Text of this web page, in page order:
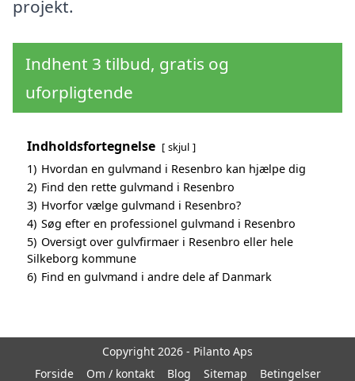
projekt.
Indhent 3 tilbud, gratis og
uforpligtende
Indholdsfortegnelse skjul
1) Hvordan en gulvmand i Resenbro kan hjælpe dig
2) Find den rette gulvmand i Resenbro
3) Hvorfor vælge gulvmand i Resenbro?
4) Søg efter en professionel gulvmand i Resenbro
5) Oversigt over gulvfirmaer i Resenbro eller hele
Silkeborg kommune
6) Find en gulvmand i andre dele af Danmark
Copyright 2026 - Pilanto Aps
Forside
Om / kontakt Blog Sitemap Betingelser